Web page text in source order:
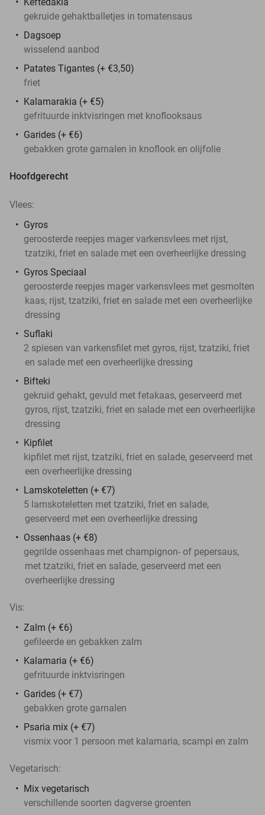
gekruide gehaktballetjes in tomatensaus
Dagsoep
wisselend aanbod
Patates Tigantes (+ €3,50)
friet
Kalamarakia (+ €5)
gefrituurde inktvisringen met knoflooksaus
Garides (+ €6)
gebakken grote garnalen in knoflook en olijfolie
Hoofdgerecht
Vlees:
Gyros
geroosterde reepjes mager varkensvlees met rijst,
tzatziki, friet en salade met een overheerlijke dressing
Gyros Speciaal
geroosterde reepjes mager varkensvlees met gesmolten
kaas, rijst, tzatziki, friet en salade met een overheerlijke
dressing
Suflaki
2 spiesen van varkensfilet met gyros, rijst, tzatziki, friet
en salade met een overheerlijke dressing
Bifteki
gekruid gehakt, gevuld met fetakaas, geserveerd met
gyros, rijst, tzatziki, friet en salade met een overheerlijke
dressing
Kipfilet
kipfilet met rijst, tzatziki, friet en salade, geserveerd met
een overheerlijke dressing
Lamskoteletten (+ €7)
5 lamskoteletten met tzatziki, friet en salade,
geserveerd met een overheerlijke dressing
Ossenhaas (+ €8)
gegrilde ossenhaas met champignon- of pepersaus,
met tzatziki, friet en salade, geserveerd met een
overheerlijke dressing
Vis:
Zalm (+ €6)
gefileerde en gebakken zalm
Kalamaria (+ €6)
gefrituurde inktvisringen
Garides (+ €7)
gebakken grote garnalen
Psaria mix (+ €7)
vismix voor 1 persoon met kalamaria, scampi en zalm
Vegetarisch:
Mix vegetarisch
verschillende soorten dagverse groenten